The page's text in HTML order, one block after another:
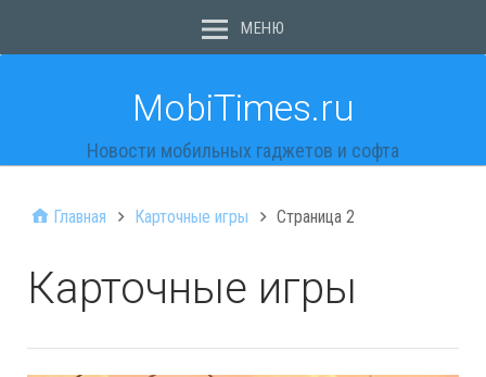
МЕНЮ
MobiTimes.ru
Новости мобильных гаджетов и софта
Главная Карточные игры Страница 2
Карточные игры